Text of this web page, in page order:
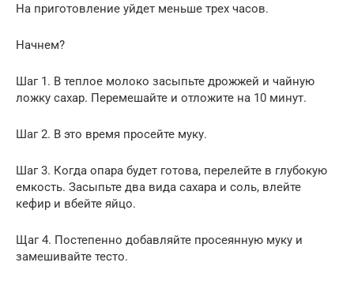
На приготовление уйдет меньше трех часов.
Начнем?
Шаг 1. В теплое молоко засыпьте дрожжей и чайную
ложку сахар. Перемешайте и отложите на 10 минут.
Шаг 2. В это время просейте муку.
Шаг 3. Когда опара будет готова, перелейте в глубокую
емкость. Засыпьте два вида сахара и соль, влейте
кефир и вбейте яйцо.
Щаг 4. Постепенно добавляйте просеянную муку и
замешивайте тесто.